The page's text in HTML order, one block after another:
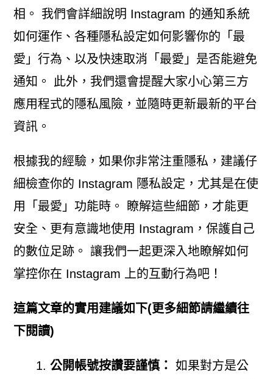
相。 我們會詳細說明 Instagram 的通知系統
如何運作、各種隱私設定如何影響你的「最
愛」行為、以及快速取消「最愛」是否能避免
通知。 此外，我們還會提醒大家小心第三方
應用程式的隱私風險，並隨時更新最新的平台
資訊。
根據我的經驗，如果你非常注重隱私，建議仔
細檢查你的 Instagram 隱私設定，尤其是在使
用「最愛」功能時。 瞭解這些細節，才能更
安全、更有意識地使用 Instagram，保護自己
的數位足跡。 讓我們一起更深入地瞭解如何
掌控你在 Instagram 上的互動行為吧！
這篇文章的實用建議如下(更多細節請繼續往
下閱讀)
公開帳號按讚要謹慎： 如果對方是公